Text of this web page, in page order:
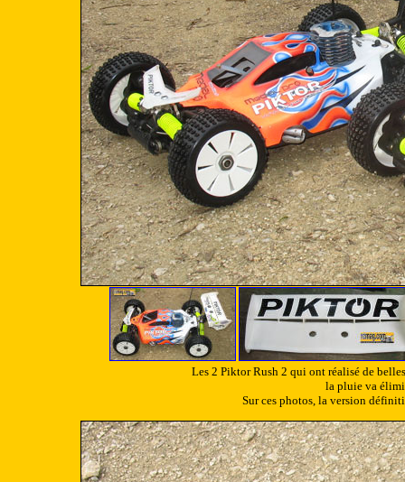
Les 2 Piktor Rush 2 qui ont réalisé de
la pluie va
Sur ces photos, la version